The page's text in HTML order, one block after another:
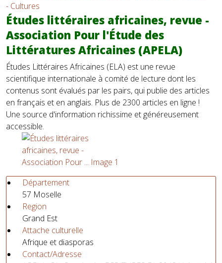
- Cultures
Études littéraires africaines, revue -
Association Pour l'Étude des
Littératures Africaines (APELA)
Études Littéraires Africaines (ELA) est une revue
scientifique internationale à comité de lecture dont les
contenus sont évalués par les pairs, qui publie des articles
en français et en anglais. Plus de 2300 articles en ligne !
Une source d'information richissime et généreusement
accessible.
Département
57 Moselle
Region
Grand Est
Attache culturelle
Afrique et diasporas
Contact/Adresse